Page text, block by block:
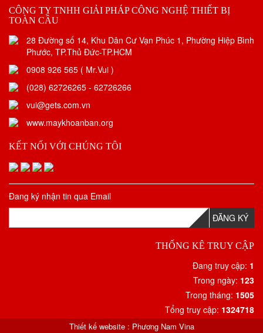
CÔNG TY TNHH GIẢI PHÁP CÔNG NGHỆ THIẾT BỊ
TOÀN CẦU
28 Đường số 14, Khu Dân Cư Vạn Phúc 1, Phường Hiệp Bình
Phước, TP.Thủ Đức-TP.HCM
0908 926 565 ( Mr.Vui )
(028) 62726265 - 62726266
vui@gets.com.vn
www.maykhoanban.org
KẾT NỐI VỚI CHÚNG TÔI
Đang ký nhận tin qua Email
ĐĂNG KÝ
THỐNG KÊ TRUY CẬP
Đang truy cập: 1
Trong ngày: 123
Trong tháng: 1505
Tổng truy cập: 1324718
Thiết kế website : Phương Nam Vina